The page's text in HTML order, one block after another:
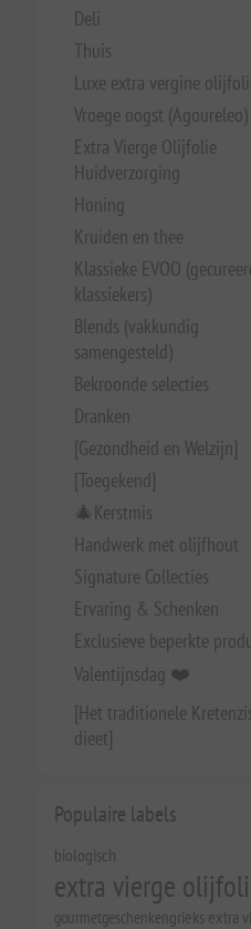
Deli
Thuis
Luxe extra vergine
Vroege oogst (Agoureleo)
Extra Vierge Olijfolie
Huidverzorging
Honing
Kruiden en thee
Klassieke EVOO
klassiekers)
Blends (vakkundig
samengesteld)
Bekroonde selecties
Dranken
[Gezondheid en Welzijn]
[Toegekend]
🎄Kerstmis
Handwerk met olijfhout
Signature Collecties
Ervaring & Schenken
Exclusieve beperkte
Valentijnsdag ❤️
[Het traditionele
dieet]
Populaire labels
biologisch
extra vierge
gourmetgeschenkengrieks extra